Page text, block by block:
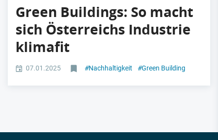
Green Buildings: So macht
sich Österreichs Industrie
klimafit
07.01.2025 #Nachhaltigkeit #Green Building